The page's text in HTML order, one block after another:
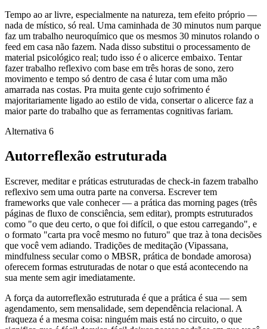
Tempo ao ar livre, especialmente na natureza, tem efeito próprio —
nada de místico, só real. Uma caminhada de 30 minutos num parque
faz um trabalho neuroquímico que os mesmos 30 minutos rolando o
feed em casa não fazem. Nada disso substitui o processamento de
material psicológico real; tudo isso é o alicerce embaixo. Tentar
fazer trabalho reflexivo com base em três horas de sono, zero
movimento e tempo só dentro de casa é lutar com uma mão
amarrada nas costas. Pra muita gente cujo sofrimento é
majoritariamente ligado ao estilo de vida, consertar o alicerce faz a
maior parte do trabalho que as ferramentas cognitivas fariam.
Alternativa 6
Autorreflexão estruturada
Escrever, meditar e práticas estruturadas de check-in fazem trabalho
reflexivo sem uma outra parte na conversa. Escrever tem
frameworks que vale conhecer — a prática das morning pages (três
páginas de fluxo de consciência, sem editar), prompts estruturados
como "o que deu certo, o que foi difícil, o que estou carregando", e
o formato "carta pra você mesmo no futuro" que traz à tona decisões
que você vem adiando. Tradições de meditação (Vipassana,
mindfulness secular como o MBSR, prática de bondade amorosa)
oferecem formas estruturadas de notar o que está acontecendo na
sua mente sem agir imediatamente.
A força da autorreflexão estruturada é que a prática é sua — sem
agendamento, sem mensalidade, sem dependência relacional. A
fraqueza é a mesma coisa: ninguém mais está no circuito, o que